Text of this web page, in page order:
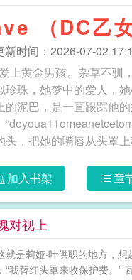
（DC乙女
新时间：2026-07-02
上黄金男孩。杂草不
珍珠，她梦中的爱人，
的泥巴，是一直跟踪他
，把她的嘴唇从头罩
碎窗户，荡进屋里，张
夜翼，她迅躲到了红
，屋里只有空瓶子在地
你/你们在做什么）?!”
”迪克心中奇怪，杰森
加入书架 章
对视上
是莉娅·叶供职的地方，
我替红头罩来收保护费。”